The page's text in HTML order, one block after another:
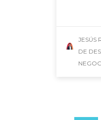
JESÚS
DE